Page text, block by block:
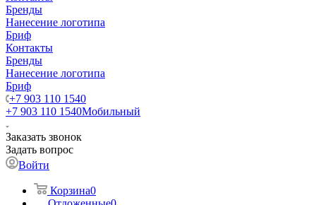
Бренды
Нанесение логотипа
Бриф
Контакты
Бренды
Нанесение логотипа
Бриф
+7 903 110 1540
+7 903 110 1540Мобильный
Заказать звонок
Задать вопрос
Войти
Корзина0